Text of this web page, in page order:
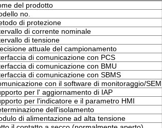
del prodotto
no.
di protezione
di corrente nominale
di tensione
attuale del campionamento
di comunicazione con PCS
di comunicazione con BMU
di comunicazione con SBMS
con il software di monitoraggio/SEM
per l' aggiornamento di IAP
per l'indicatore e il parametro HMI
dell'isolamento
di alimentazione ad alta tensione